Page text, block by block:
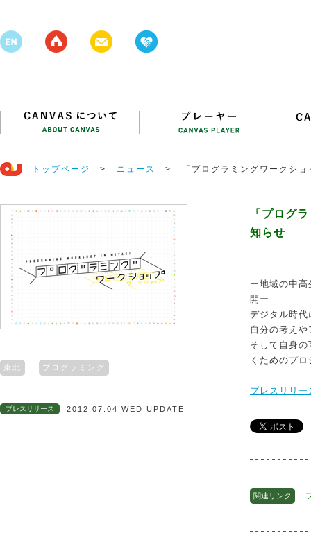
トップページ > ニュース > 「プログラミングワークシ
東北 プログラミング
プレスリリース 2012.07.04 WED UPDATE
「プログ
知らせ
ー地域の中
開ー
デジタル時
自分の考え
そして自身
くためのプ
プレスリリ
関連リンク